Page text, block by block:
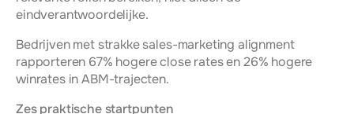
eindverantwoordelijke.
Bedrijven met strakke sales-marketing alignment
rapporteren 67% hogere close rates en 26% hogere
winrates in ABM-trajecten.
Zes praktische startpunten